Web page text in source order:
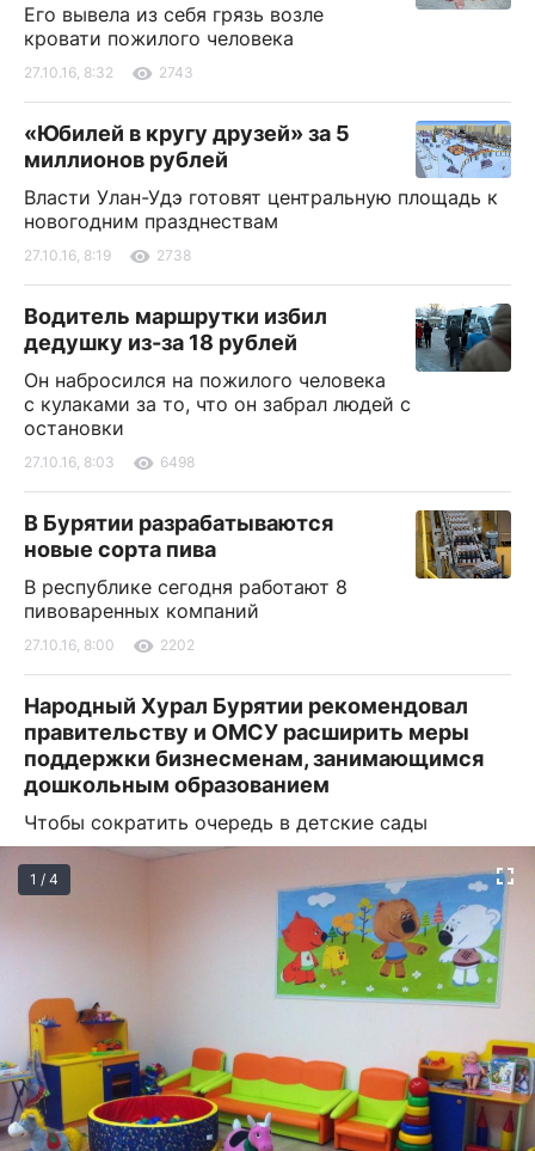
Его вывела из себя грязь возле
кровати пожилого человека
27.10.16, 8:32 2743
«Юбилей в кругу друзей» за 5
миллионов рублей
Власти Улан-Удэ готовят центральную площадь к
новогодним празднествам
27.10.16, 8:19 2738
Водитель маршрутки избил
дедушку из-за 18 рублей
Он набросился на пожилого человека
с кулаками за то, что он забрал людей с
остановки
27.10.16, 8:03 6498
В Бурятии разрабатываются
новые сорта пива
В республике сегодня работают 8
пивоваренных компаний
27.10.16, 8:00 2202
Народный Хурал Бурятии рекомендовал
правительству и ОМСУ расширить меры
поддержки бизнесменам, занимающимся
дошкольным образованием
Чтобы сократить очередь в детские сады
1 / 4